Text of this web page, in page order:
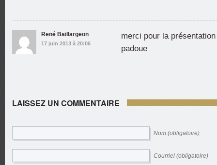
René Baillargeon
17 juin 2013 à 20:06
merci pour la
padoue
LAISSEZ UN COMMENTAIRE
Nom (obligatoire)
Courriel (obligatoire)